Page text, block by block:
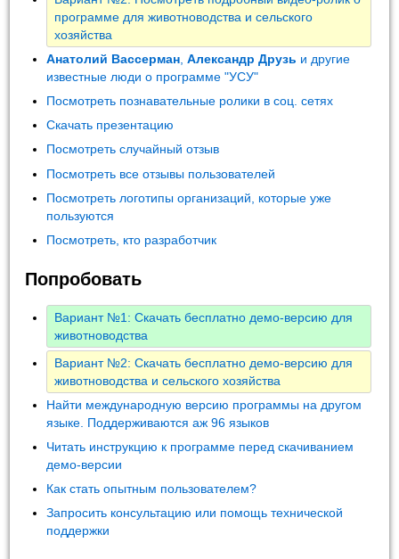
программе для животноводства и сельского
хозяйства
Анатолий Вассерман ,Александр Друзь и другие
известные люди о программе "УСУ"
Посмотреть познавательные ролики в соц. сетях
Скачать презентацию
Посмотреть случайный отзыв
Посмотреть все отзывы пользователей
Посмотреть логотипы организаций, которые уже
пользуются
Посмотреть, кто разработчик
Попробовать
Вариант №1: Скачать бесплатно демо-версию для
животноводства
Вариант №2: Скачать бесплатно демо-версию для
животноводства и сельского хозяйства
Найти международную версию программы на другом
языке. Поддерживаются аж 96 языков
Читать инструкцию к программе перед скачиванием
демо-версии
Как стать опытным пользователем?
Запросить консультацию или помощь технической
поддержки